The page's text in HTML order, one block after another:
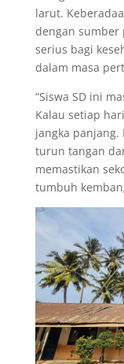
larut.
dengan sumber
serius bagi
dalam masa
“Siswa SD ini
Kalau setiap
jangka
turun tangan
memastikan
tumbuh